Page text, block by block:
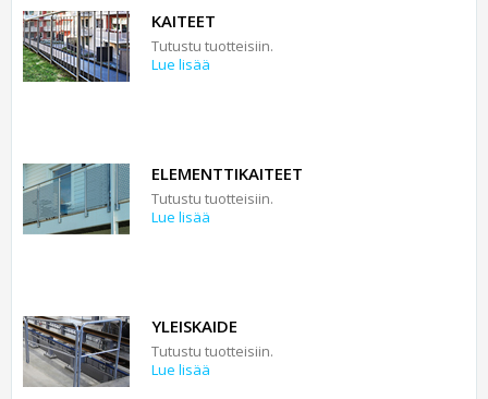
KAITEET
Tutustu tuotteisiin.
Lue lisää
ELEMENTTIKAITEET
Tutustu tuotteisiin.
Lue lisää
YLEISKAIDE
Tutustu tuotteisiin.
Lue lisää